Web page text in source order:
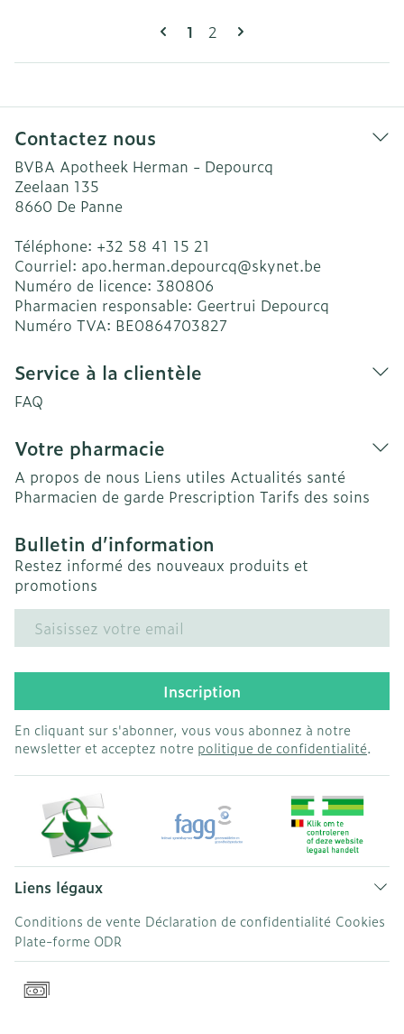
Pages
Vous lisez actuellement la
1 Page
2
Contactez nous
BVBA Apotheek Herman - Depourcq
Zeelaan 135
8660 De Panne
Téléphone: +32 58 41 15 21
Courriel: apo.herman.depourcq@skynet.be
Numéro de licence: 380806
Pharmacien responsable: Geertrui Depourcq
Numéro TVA: BE0864703827
Service à la clientèle
FAQ
Votre pharmacie
A propos de nous Liens utiles Actualités santé
Pharmacien de garde Prescription Tarifs des soins
Bulletin d’information
Restez informé des nouveaux produits et
promotions
Adresse mail
Inscription
En cliquant sur s'abonner, vous vous abonnez à notre
newsletter et acceptez notre politique de confidentialité.
Liens légaux
Conditions de vente Déclaration de confidentialité Cookies
Plate-forme ODR